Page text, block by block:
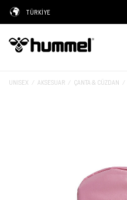
TÜRKİYE
UNISEX AKSESUAR ÇANTA & CÜZDAN